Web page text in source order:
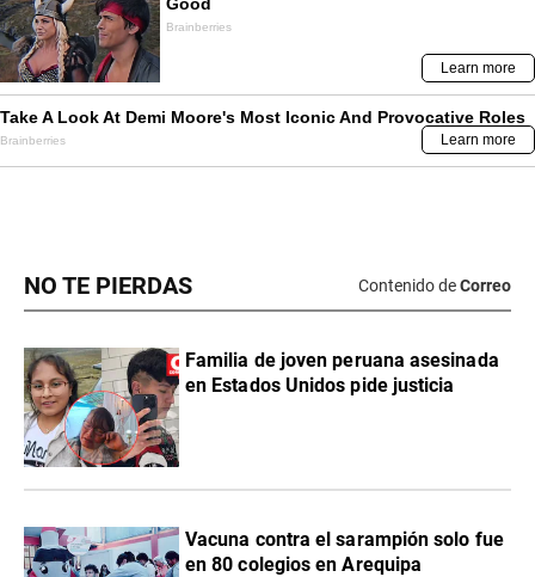
NO TE PIERDAS Contenido deCorreo
Familia de joven peruana asesinada
en Estados Unidos pide justicia
Vacuna contra el sarampión solo fue
en 80 colegios en Arequipa